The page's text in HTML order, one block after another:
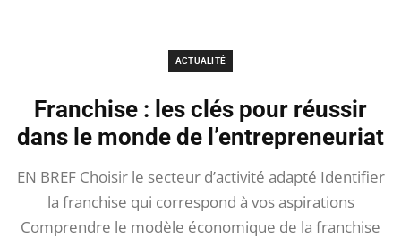
ACTUALITÉ
Franchise : les clés pour réussir
dans le monde de l’entrepreneuriat
EN BREF Choisir le secteur d’activité adapté Identifier
la franchise qui correspond à vos aspirations
Comprendre le modèle économique de la franchise